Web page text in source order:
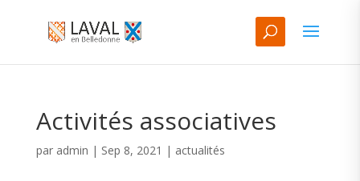
Activités associatives
par admin | Sep 8, 2021 | actualités